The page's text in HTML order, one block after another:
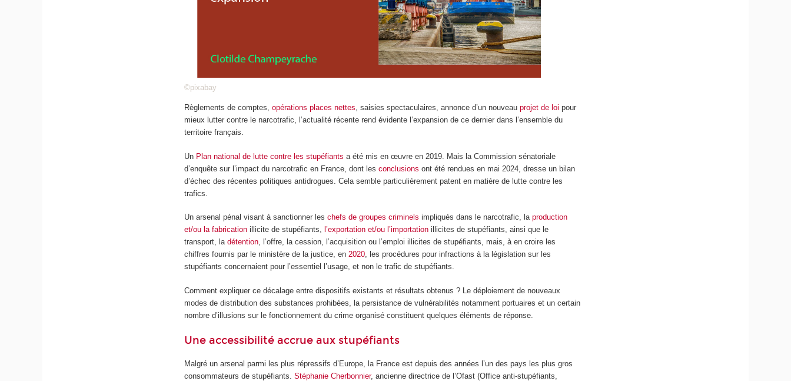
©pixabay
Règlements de comptes,opérations places nettes, saisies spectaculaires, annonce d’un nouveauprojet de loi pour
mieux lutter contre le narcotrafic, l’actualité récente rend évidente l’expansion de ce dernier dans l’ensemble du
territoire français.
Un Plan national de lutte contre les stupéfiants a été mis en œuvre en 2019. Mais la Commission sénatoriale
d’enquête sur l’impact du narcotrafic en France, dont lesconclusions ont été rendues en mai 2024, dresse un bilan
d’échec des récentes politiques antidrogues. Cela semble particulièrement patent en matière de lutte contre les
trafics.
Un arsenal pénal visant à sanctionner leschefs de groupes criminels impliqués dans le narcotrafic, laproduction
et/ou la fabrication illicite de stupéfiants, l’exportation et/ou l’importation illicites de stupéfiants, ainsi que le
transport, ladétention, l’offre, la cession, l’acquisition ou l’emploi illicites de stupéfiants, mais, à en croire les
chiffres fournis par le ministère de la justice, en2020, les procédures pour infractions à la législation sur les
stupéfiants concernaient pour l’essentiel l’usage, et non le trafic de stupéfiants.
Comment expliquer ce décalage entre dispositifs existants et résultats obtenus ? Le déploiement de nouveaux
modes de distribution des substances prohibées, la persistance de vulnérabilités notamment portuaires et un certain
nombre d’illusions sur le fonctionnement du crime organisé constituent quelques éléments de réponse.
Une accessibilité accrue aux stupéfiants
Malgré un arsenal parmi les plus répressifs d’Europe, la France est depuis des années l’un des pays les plus gros
consommateurs de stupéfiants.Stéphanie Cherbonnier, ancienne directrice de l’Ofast (Office anti-stupéfiants,